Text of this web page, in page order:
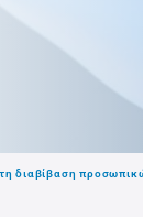
διαβίβαση